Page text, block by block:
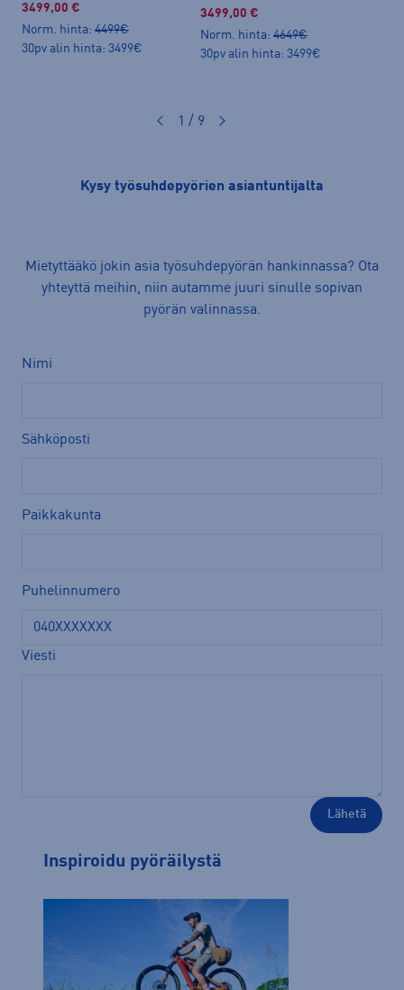
3499,00 €
Norm. hinta: 4499€
30pv alin hinta: 3499€
3499,00 €
Norm. hinta: 4649€
30pv alin hinta: 3499€
1 / 9
Kysy työsuhdepyörien asiantuntijalta
Mietyttääkö jokin asia työsuhdepyörän hankinnassa? Ota
yhteyttä meihin, niin autamme juuri sinulle sopivan
pyörän valinnassa.
Nimi
Sähköposti
Paikkakunta
Puhelinnumero
Viesti
Inspiroidu pyöräilystä